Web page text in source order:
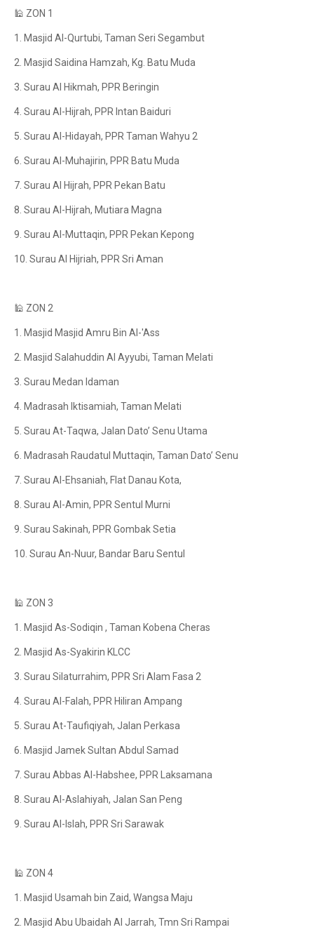
🕌 ZON 1
1. Masjid Al-Qurtubi, Taman Seri Segambut
2. Masjid Saidina Hamzah, Kg. Batu Muda
3. Surau Al Hikmah, PPR Beringin
4. Surau Al-Hijrah, PPR Intan Baiduri
5. Surau Al-Hidayah, PPR Taman Wahyu 2
6. Surau Al-Muhajirin, PPR Batu Muda
7. Surau Al Hijrah, PPR Pekan Batu
8. Surau Al-Hijrah, Mutiara Magna
9. Surau Al-Muttaqin, PPR Pekan Kepong
10. Surau Al Hijriah, PPR Sri Aman
🕌 ZON 2
1. Masjid Masjid Amru Bin Al-'Ass
2. Masjid Salahuddin Al Ayyubi, Taman Melati
3. Surau Medan Idaman
4. Madrasah Iktisamiah, Taman Melati
5. Surau At-Taqwa, Jalan Dato’ Senu Utama
6. Madrasah Raudatul Muttaqin, Taman Dato’ Senu
7. Surau Al-Ehsaniah, Flat Danau Kota,
8. Surau Al-Amin, PPR Sentul Murni
9. Surau Sakinah, PPR Gombak Setia
10. Surau An-Nuur, Bandar Baru Sentul
🕌 ZON 3
1. Masjid As-Sodiqin , Taman Kobena Cheras
2. Masjid As-Syakirin KLCC
3. Surau Silaturrahim, PPR Sri Alam Fasa 2
4. Surau Al-Falah, PPR Hiliran Ampang
5. Surau At-Taufiqiyah, Jalan Perkasa
6. Masjid Jamek Sultan Abdul Samad
7. Surau Abbas Al-Habshee, PPR Laksamana
8. Surau Al-Aslahiyah, Jalan San Peng
9. Surau Al-Islah, PPR Sri Sarawak
🕌 ZON 4
1. Masjid Usamah bin Zaid, Wangsa Maju
2. Masjid Abu Ubaidah Al Jarrah, Tmn Sri Rampai